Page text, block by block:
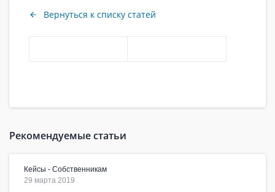
Вернуться к списку статей
Рекомендуемые статьи
Кейсы - Собственникам
29 марта 2019